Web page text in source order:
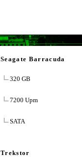
Seagate Barracuda
320 GB
7200 Upm
SATA
Trekstor